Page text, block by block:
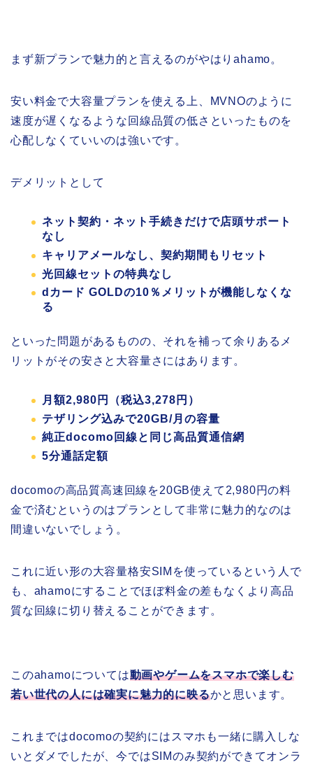
まず新プランで魅力的と言えるのがやはりahamo。
安い料金で大容量プランを使える上、MVNOのように
速度が遅くなるような回線品質の低さといったものを
心配しなくていいのは強いです。
デメリットとして
ネット契約・ネット手続きだけで店頭サポート
なし
キャリアメールなし、契約期間もリセット
光回線セットの特典なし
dカード GOLDの10％メリットが機能しなくな
る
といった問題があるものの、それを補って余りあるメ
リットがその安さと大容量さにはあります。
月額2,980円（税込3,278円）
テザリング込みで20GB/月の容量
純正docomo回線と同じ高品質通信網
5分通話定額
docomoの高品質高速回線を20GB使えて2,980円の料
金で済むというのはプランとして非常に魅力的なのは
間違いないでしょう。
これに近い形の大容量格安SIMを使っているという人で
も、ahamoにすることでほぼ料金の差もなくより高品
質な回線に切り替えることができます。
このahamoについては動画やゲームをスマホで楽しむ
若い世代の人には確実に魅力的に映るかと思います。
これまではdocomoの契約にはスマホも一緒に購入しな
いとダメでしたが、今ではSIMのみ契約ができてオンラ